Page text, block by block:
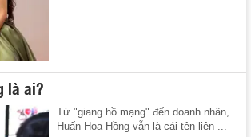
là ai?
Từ "giang hồ mạng" đến doanh nhân,
Huấn Hoa Hồng vẫn là cái tên liên ...